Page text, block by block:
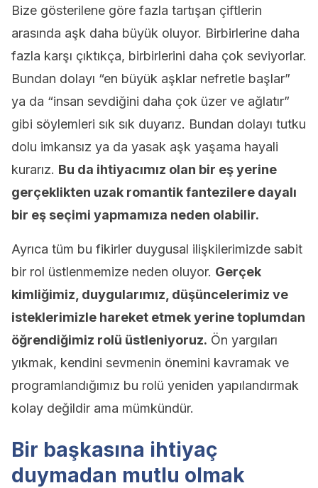
Bize gösterilene göre fazla tartışan çiftlerin
arasında aşk daha büyük oluyor. Birbirlerine daha
fazla karşı çıktıkça, birbirlerini daha çok seviyorlar.
Bundan dolayı “en büyük aşklar nefretle başlar”
ya da “insan sevdiğini daha çok üzer ve ağlatır”
gibi söylemleri sık sık duyarız. Bundan dolayı tutku
dolu imkansız ya da yasak aşk yaşama hayali
kurarız. Bu da ihtiyacımız olan bir eş yerine
gerçeklikten uzak romantik fantezilere dayalı
bir eş seçimi yapmamıza neden olabilir.
Ayrıca tüm bu fikirler duygusal ilişkilerimizde sabit
bir rol üstlenmemize neden oluyor. Gerçek
kimliğimiz, duygularımız, düşüncelerimiz ve
isteklerimizle hareket etmek yerine toplumdan
öğrendiğimiz rolü üstleniyoruz. Ön yargıları
yıkmak, kendini sevmenin önemini kavramak ve
programlandığımız bu rolü yeniden yapılandırmak
kolay değildir ama mümkündür.
Bir başkasına ihtiyaç
duymadan mutlu olmak